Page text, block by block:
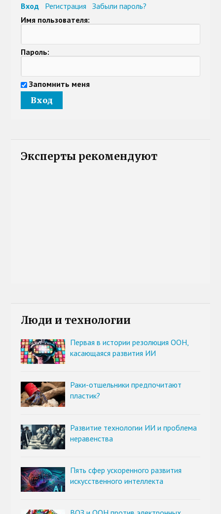
Вход Регистрация
Забыли пароль?
Имя пользователя:
Пароль:
Запомнить меня
Эксперты рекомендуют
Люди и технологии
Первая в истории резолюция ООН,
касающаяся развития ИИ
Раки-отшельники предпочитают
пластик?
Развитие технологии ИИ и проблема
неравенства
Пять сфер ускоренного развития
искусственного интеллекта